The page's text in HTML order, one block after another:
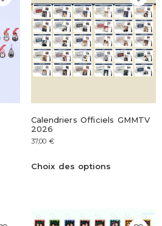
Calendriers Officiels GMMTV
2026
37,00 €
Choix des options